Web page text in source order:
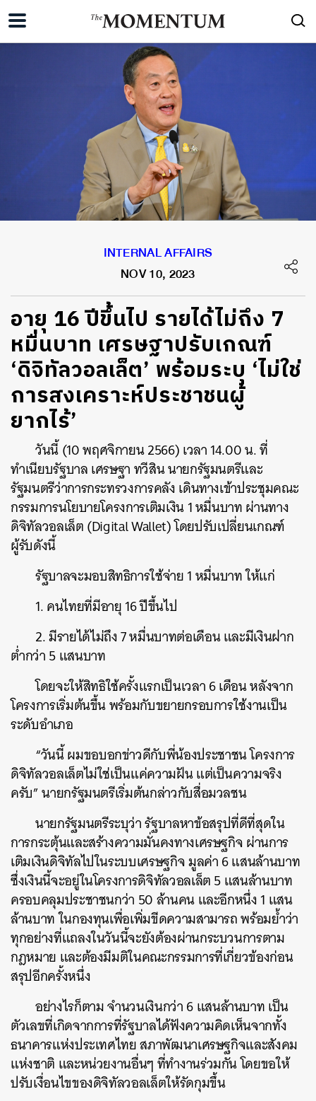
INTERNAL AFFAIRS
NOV 10, 2023
อายุ 16 ปีขึ้นไป รายได้ไม่ถึง 7
หมื่นบาท เศรษฐาปรับเกณฑ์
‘ดิจิทัลวอลเล็ต’ พร้อมระบุ ‘ไม่ใช่
การสงเคราะห์ประชาชนผู้
ยากไร้’
วันนี้ (10 พฤศจิกายน 2566) เวลา 14.00 น. ที่
ทำเนียบรัฐบาล เศรษฐา ทวีสิน นายกรัฐมนตรีและ
รัฐมนตรีว่าการกระทรวงการคลัง เดินทางเข้าประชุมคณะ
กรรมการนโยบายโครงการเติมเงิน 1 หมื่นบาท ผ่านทาง
ดิจิทัลวอลเล็ต (Digital Wallet) โดยปรับเปลี่ยนเกณฑ์
ผู้รับดังนี้
รัฐบาลจะมอบสิทธิการใช้จ่าย 1 หมื่นบาท ให้แก่
1. คนไทยที่มีอายุ 16 ปีขึ้นไป
2. มีรายได้ไม่ถึง 7 หมื่นบาทต่อเดือน และมีเงินฝาก
ต่ำกว่า 5 แสนบาท
โดยจะให้สิทธิใช้ครั้งแรกเป็นเวลา 6 เดือน หลังจาก
โครงการเริ่มต้นขึ้น พร้อมกับขยายกรอบการใช้งานเป็น
ระดับอำเภอ
“วันนี้ ผมขอบอกข่าวดีกับพี่น้องประชาชน โครงการ
ดิจิทัลวอลเล็ตไม่ใช่เป็นแค่ความฝัน แต่เป็นความจริง
ครับ” นายกรัฐมนตรีเริ่มต้นกล่าวกับสื่อมวลชน
นายกรัฐมนตรีระบุว่า รัฐบาลหาข้อสรุปที่ดีที่สุดใน
การกระตุ้นและสร้างความมั่นคงทางเศรษฐกิจ ผ่านการ
เติมเงินดิจิทัลไปในระบบเศรษฐกิจ มูลค่า 6 แสนล้านบาท
ซึ่งเงินนี้จะอยู่ในโครงการดิจิทัลวอลเล็ต 5 แสนล้านบาท
ครอบคลุมประชาชนกว่า 50 ล้านคน และอีกหนึ่ง 1 แสน
ล้านบาท ในกองทุนเพื่อเพิ่มขีดความสามารถ พร้อมย้ำว่า
ทุกอย่างที่แถลงในวันนี้จะยังต้องผ่านกระบวนการตาม
กฎหมาย และต้องมีมติในคณะกรรมการที่เกี่ยวข้องก่อน
สรุปอีกครั้งหนึ่ง
อย่างไรก็ตาม จำนวนเงินกว่า 6 แสนล้านบาท เป็น
ตัวเลขที่เกิดจากการที่รัฐบาลได้ฟังความคิดเห็นจากทั้ง
ธนาคารแห่งประเทศไทย สภาพัฒนาเศรษฐกิจและสังคม
แห่งชาติ และหน่วยงานอื่นๆ ที่ทำงานร่วมกัน โดยขอให้
ปรับเงื่อนไขของดิจิทัลวอลเล็ตให้รัดกุมขึ้น